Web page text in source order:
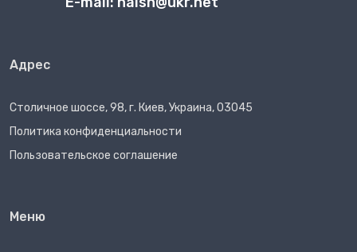
Адрес
Столичное шоссе, 98, г. Киев, Украина, 03045
Политика конфиденциальности
Пользовательское соглашение
Меню